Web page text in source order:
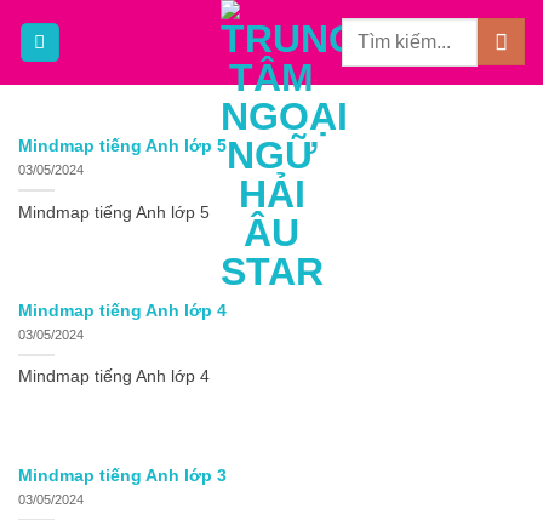
Mindmap tiếng Anh lớp 5
03/05/2024
Mindmap tiếng Anh lớp 5
Mindmap tiếng Anh lớp 4
03/05/2024
Mindmap tiếng Anh lớp 4
Mindmap tiếng Anh lớp 3
03/05/2024